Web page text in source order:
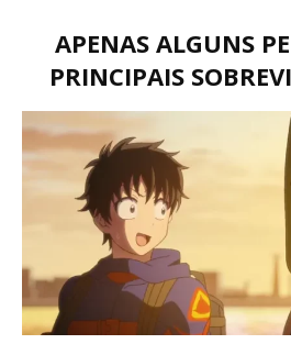
APENAS ALGUNS
PRINCIPAIS